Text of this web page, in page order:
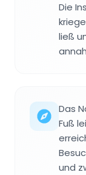
Die
ließ
Das
Fuß
und